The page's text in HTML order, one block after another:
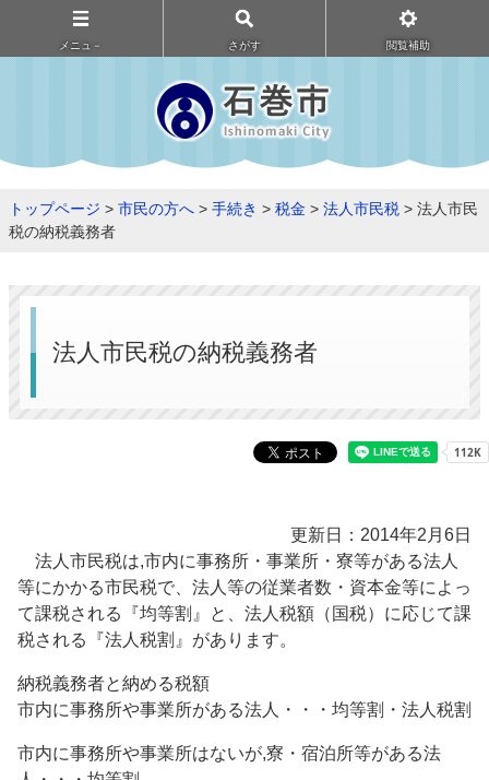
メニュ－ さがす 閲覧補助
トップページ > 市民の方へ > 手続き > 税金 > 法人市民税 > 法人市民
税の納税義務者
法人市民税の納税義務者
更新日：2014年2月6日
法人市民税は,市内に事務所・事業所・寮等がある法人
等にかかる市民税で、法人等の従業者数・資本金等によっ
て課税される『均等割』と、法人税額（国税）に応じて課
税される『法人税割』があります。
納税義務者と納める税額
市内に事務所や事業所がある法人・・・均等割・法人税割
市内に事務所や事業所はないが,寮・宿泊所等がある法